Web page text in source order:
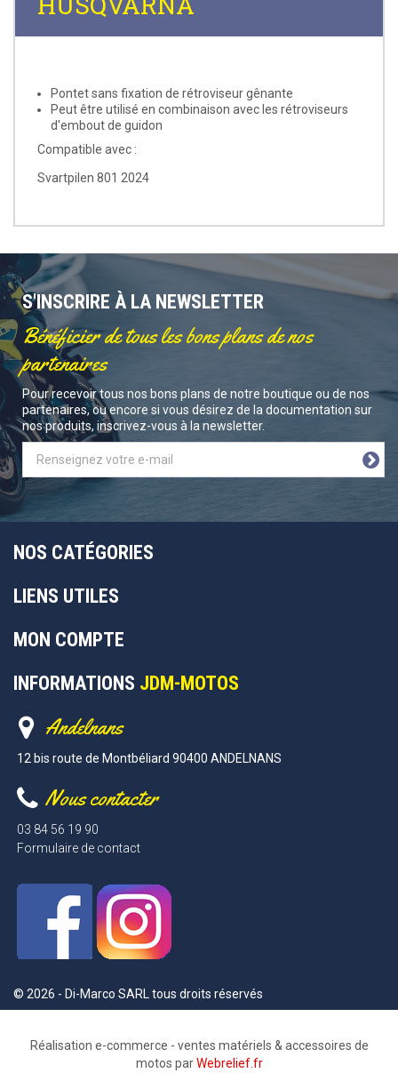
Pontet sans fixation de rétroviseur gênante
Peut être utilisé en combinaison avec les rétroviseurs
d'embout de guidon
Compatible avec :
Svartpilen 801 2024
S'INSCRIRE À LA NEWSLETTER
Bénéficier de tous les bons plans de nos
partenaires
Pour recevoir tous nos bons plans de notre boutique ou de nos
partenaires, ou encore si vous désirez de la documentation sur
nos produits, inscrivez-vous à la newsletter.
NOS CATÉGORIES
LIENS UTILES
MON COMPTE
INFORMATIONS JDM-MOTOS
Andelnans
12 bis route de Montbéliard 90400 ANDELNANS
Nous contacter
03 84 56 19 90
Formulaire de contact
© 2026 - Di-Marco SARL tous droits réservés
Réalisation e-commerce - ventes matériels & accessoires de
motos parWebrelief.fr